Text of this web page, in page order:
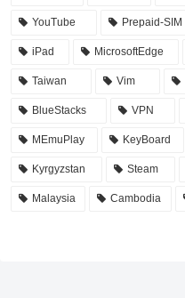
YouTube Prepaid-SIM
iPad MicrosoftEdge
Taiwan Vim
BlueStacks VPN
MEmuPlay KeyBoard
Kyrgyzstan Steam
Malaysia Cambodia